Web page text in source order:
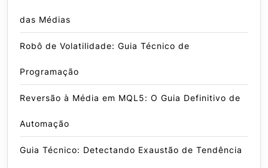
das Médias
Robô de Volatilidade: Guia Técnico de
Programação
Reversão à Média em MQL5: O Guia Definitivo de
Automação
Guia Técnico: Detectando Exaustão de Tendência